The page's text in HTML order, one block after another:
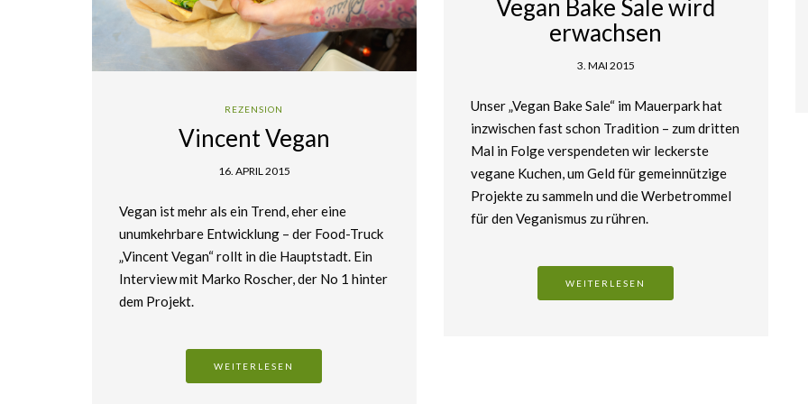
Vegan Bake Sale wird
erwachsen
3. MAI 2015
Unser „Vegan Bake Sale“ im Mauerpark hat
inzwischen fast schon Tradition – zum dritten
Mal in Folge verspendeten wir leckerste
vegane Kuchen, um Geld für gemeinnützige
Projekte zu sammeln und die Werbetrommel
für den Veganismus zu rühren.
WEITERLESEN
REZENSION
Vincent Vegan
16. APRIL 2015
Vegan ist mehr als ein Trend, eher eine
unumkehrbare Entwicklung – der Food-Truck
„Vincent Vegan“ rollt in die Hauptstadt. Ein
Interview mit Marko Roscher, der No 1 hinter
dem Projekt.
WEITERLESEN